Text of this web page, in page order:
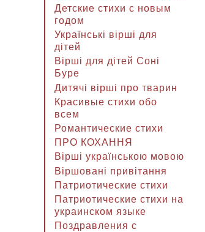
Детские стихи с новым
годом
Українські вірші для
дітей
Вірші для дітей Соні
Буре
Дитячі вірші про тварин
Красивые стихи обо
всем
Романтические стихи
ПРО КОХАННЯ
Вірші українською мовою
Віршовані привітання
Патриотические стихи
Патриотические стихи на
украинском языке
Поздравления с